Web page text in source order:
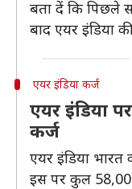
बता दें कि पिछले
बाद एयर इंडिया
एयर इंडिया कर्ज
एयर इंडिया
कर्ज
एयर इंडिया
इस पर कुल